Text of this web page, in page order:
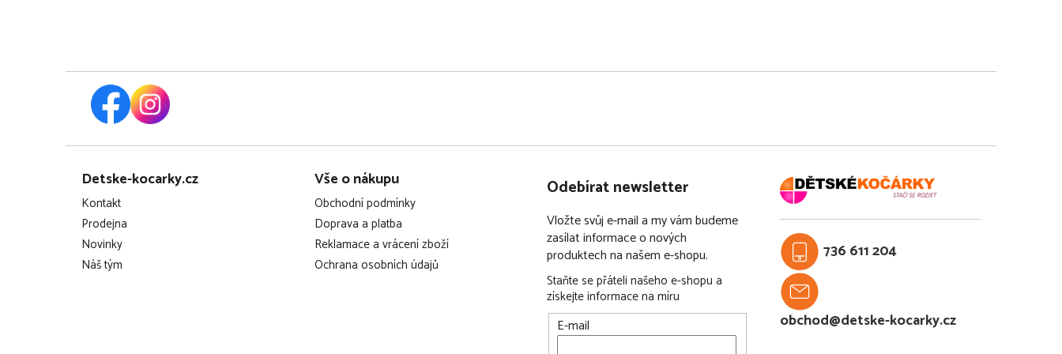
Detske-kocarky.cz
Kontakt
Prodejna
Novinky
Náš tým
Vše o nákupu
Obchodní podmínky
Doprava a platba
Reklamace a vrácení zboží
Ochrana osobních údajů
Odebírat newsletter
Vložte svůj e-mail a my vám budeme
zasílat informace o nových
produktech na našem e-shopu.
Staňte se přáteli našeho e-shopu a
získejte informace na míru
E-mail
736 611 204
obchod@detske-kocarky.cz